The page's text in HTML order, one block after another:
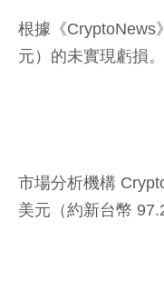
根據《CryptoNews
元）的未實現虧損
市場分析機構
美元（約新台幣